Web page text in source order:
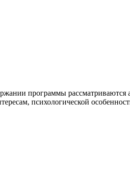
программы
психологической